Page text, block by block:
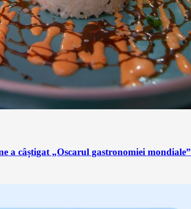
a câștigat „Oscarul gastronomiei mondiale”